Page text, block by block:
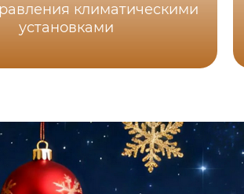
климатическими
установками